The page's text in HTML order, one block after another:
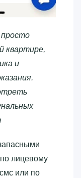
квартире,
и
лицевому
или по